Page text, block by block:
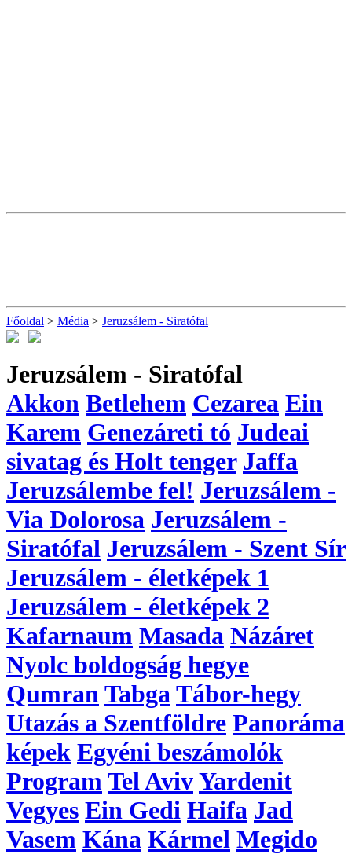
Főoldal > Média > Jeruzsálem - Siratófal
Jeruzsálem - Siratófal
Akkon Betlehem Cezarea Ein
Karem Genezáreti tó Judeai
sivatag és Holt tenger Jaffa
Jeruzsálembe fel! Jeruzsálem -
Via Dolorosa Jeruzsálem -
Siratófal Jeruzsálem - Szent Sír
Jeruzsálem - életképek 1
Jeruzsálem - életképek 2
Kafarnaum Masada Názáret
Nyolc boldogság hegye
Qumran Tabga Tábor-hegy
Utazás a Szentföldre Panoráma
képek Egyéni beszámolók
Program Tel AvivYardenit
Vegyes Ein Gedi Haifa Jad
Vasem Kána Kármel Megido